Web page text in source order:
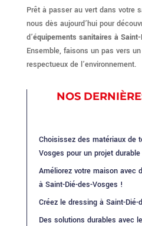
Prêt à passer au vert dans votre
nous dès aujourd’hui pour
d’équipements sanitaires à Saint-
Ensemble, faisons un pas vers
respectueux de l’environnement.
NOS
Choisissez des matériaux de
Vosges pour un projet durable
Améliorez votre maison avec
à Saint-Dié-des-Vosges !
Créez le dressing à Saint-
Des solutions durables avec